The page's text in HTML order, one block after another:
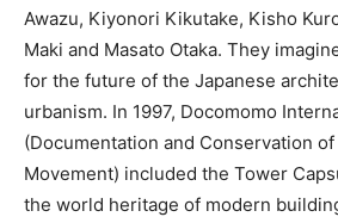
Awazu, Kiyonori Kikutake, Kisho
Maki and Masato Otaka. They
for the future of the Japanese
urbanism. In 1997, Docomomo
(Documentation and Conservation
Movement) included the Tower
the world heritage of modern